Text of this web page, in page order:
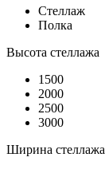
Стеллаж
Полка
Высота стеллажа
1500
2000
2500
3000
Ширина стеллажа